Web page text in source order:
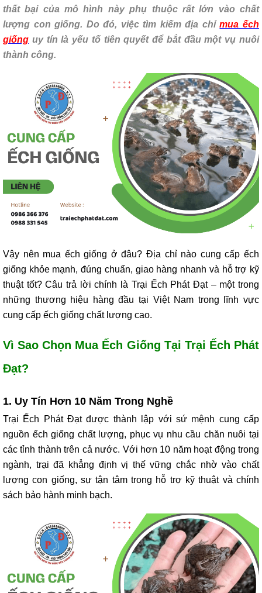
thất bại của mô hình này phụ thuộc rất lớn vào chất
lượng con giống. Do đó, việc tìm kiếm địa chỉmua ếch
giống uy tín là yếu tố tiên quyết để bắt đầu một vụ nuôi
thành công.
Vậy nên mua ếch giống ở đâu? Địa chỉ nào cung cấp ếch
giống khỏe mạnh, đúng chuẩn, giao hàng nhanh và hỗ trợ kỹ
thuật tốt? Câu trả lời chính là Trại Ếch Phát Đạt – một trong
những thương hiệu hàng đầu tại Việt Nam trong lĩnh vực
cung cấp ếch giống chất lượng cao.
Vì Sao Chọn Mua Ếch Giống Tại Trại Ếch Phát
Đạt?
1. Uy Tín Hơn 10 Năm Trong Nghề
Trại Ếch Phát Đạt được thành lập với sứ mệnh cung cấp
nguồn ếch giống chất lượng, phục vụ nhu cầu chăn nuôi tại
các tỉnh thành trên cả nước. Với hơn 10 năm hoạt động trong
ngành, trại đã khẳng định vị thế vững chắc nhờ vào chất
lượng con giống, sự tận tâm trong hỗ trợ kỹ thuật và chính
sách bảo hành minh bạch.